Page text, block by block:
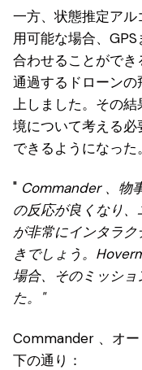
一方、状態推定ア
用可能な場合、
合わせることがで
通過するドローン
上しました。その
境について考える
できるようになった。
" Commander 、物
の反応が良くなり
が非常にインタラ
きでしょう。
場合、そのミッシ
た。"
Commander 、オー
下の通り：